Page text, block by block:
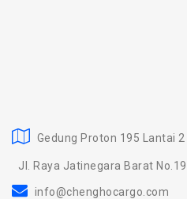
Gedung Proton 195 Lantai
Jl. Raya Jatinegara Barat
info@chenghocargo.com